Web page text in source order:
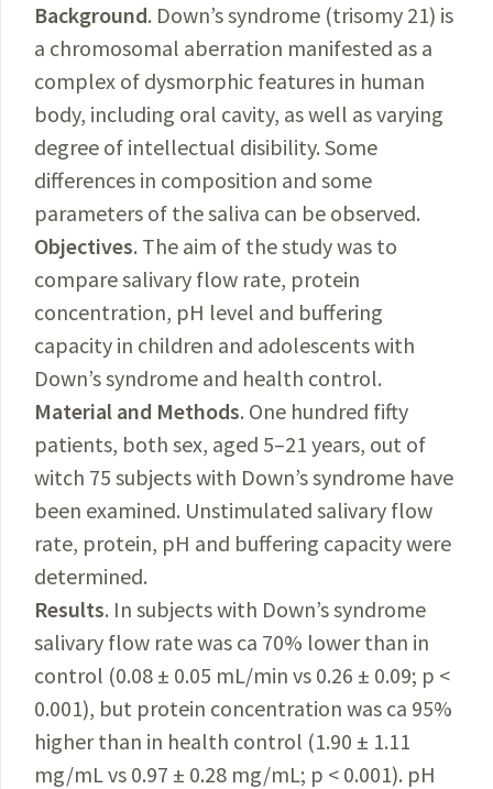
Background. Down’s syndrome (trisomy 21) is
a chromosomal aberration manifested as a
complex of dysmorphic features in human
body, including oral cavity, as well as varying
degree of intellectual disibility. Some
differences in composition and some
parameters of the saliva can be observed.
Objectives. The aim of the study was to
compare salivary flow rate, protein
concentration, pH level and buffering
capacity in children and adolescents with
Down’s syndrome and health control.
Material and Methods. One hundred fifty
patients, both sex, aged 5–21 years, out of
witch 75 subjects with Down’s syndrome have
been examined. Unstimulated salivary flow
rate, protein, pH and buffering capacity were
determined.
Results. In subjects with Down’s syndrome
salivary flow rate was ca 70% lower than in
control (0.08 ± 0.05 mL/min vs 0.26 ± 0.09; p <
0.001), but protein concentration was ca 95%
higher than in health control (1.90 ± 1.11
mg/mL vs 0.97 ± 0.28 mg/mL; p < 0.001). pH